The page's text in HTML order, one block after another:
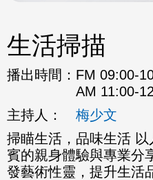
生活掃描
播出時間： FM 09:00-
AM 11:00-
主持人：
梅少文
掃瞄生活，品味生活
賓的親身體驗與專業分
發藝術性靈，提升生活